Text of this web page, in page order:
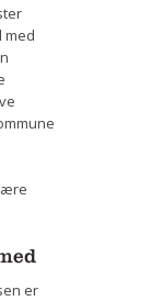
med
er